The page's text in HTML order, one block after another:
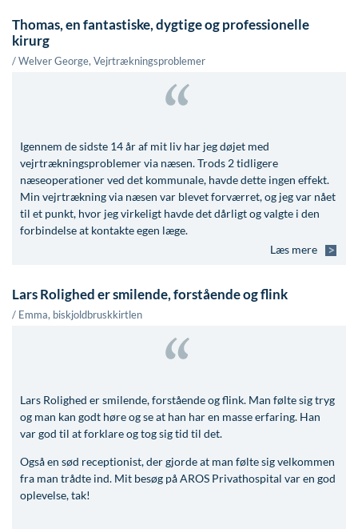
Thomas, en fantastiske, dygtige og professionelle
kirurg
/ Welver George, Vejrtrækningsproblemer
Igennem de sidste 14 år af mit liv har jeg døjet med
vejrtrækningsproblemer via næsen. Trods 2 tidligere
næseoperationer ved det kommunale, havde dette ingen effekt.
Min vejrtrækning via næsen var blevet forværret, og jeg var nået
til et punkt, hvor jeg virkeligt havde det dårligt og valgte i den
forbindelse at kontakte egen læge.
Læs mere
Lars Rolighed er smilende, forstående og flink
/ Emma, biskjoldbruskkirtlen
Lars Rolighed er smilende, forstående og flink. Man følte sig tryg
og man kan godt høre og se at han har en masse erfaring. Han
var god til at forklare og tog sig tid til det.
Også en sød receptionist, der gjorde at man følte sig velkommen
fra man trådte ind. Mit besøg på AROS Privathospital var en god
oplevelse, tak!